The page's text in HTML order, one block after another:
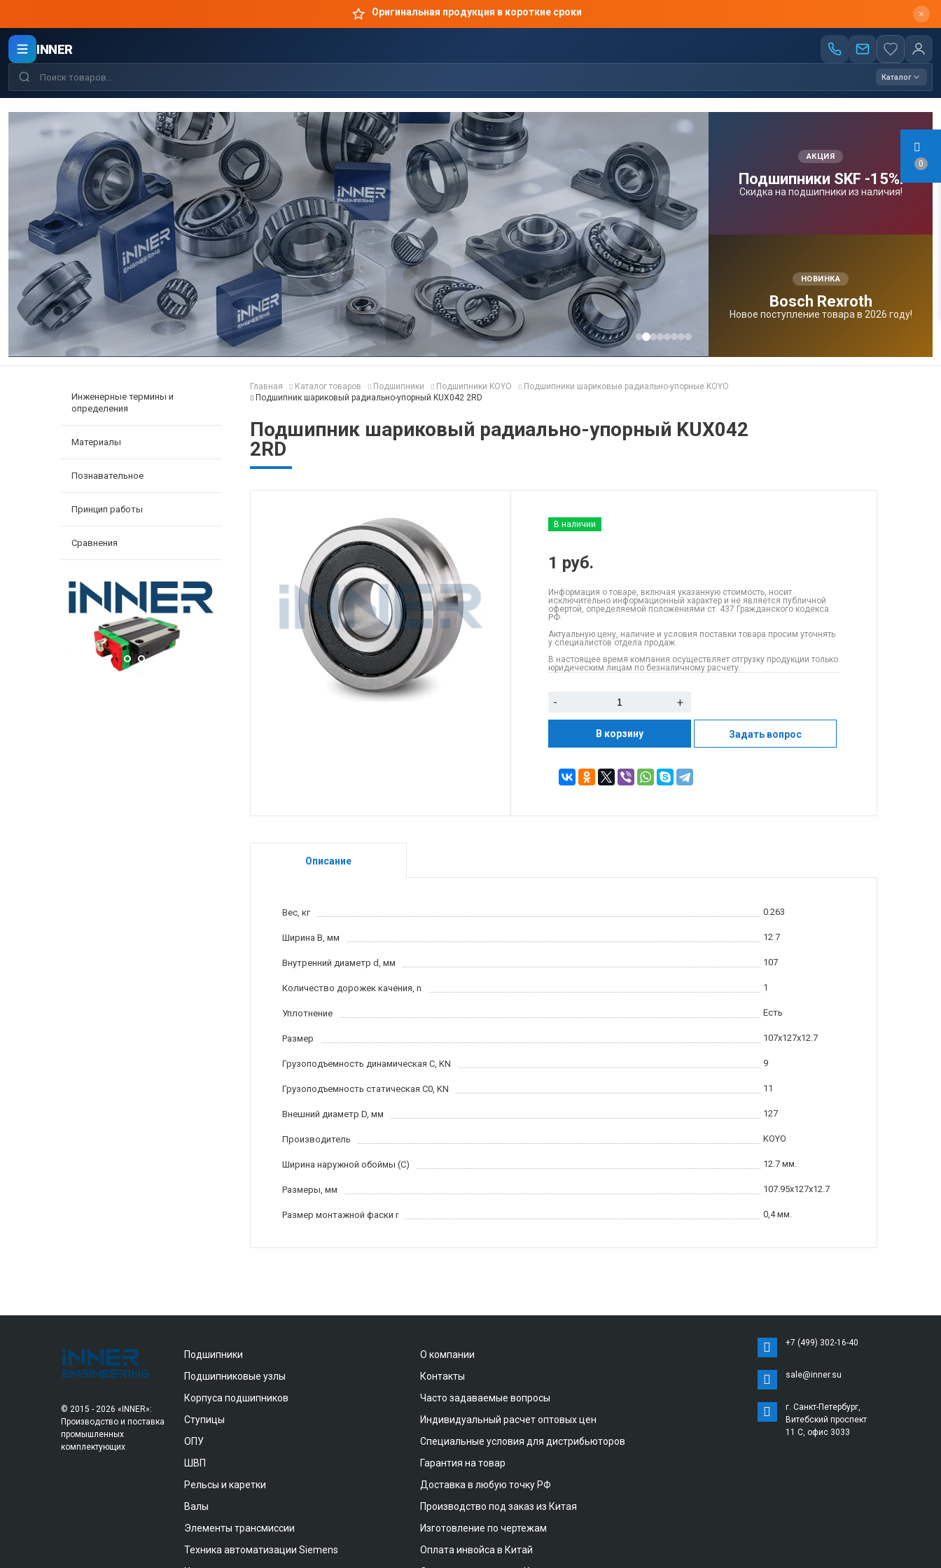
0
Оригинальная продукция в короткие сроки
INNER
Каталог
АКЦИЯ
Подшипники SKF -15%!
Скидка на подшипники из наличия!
НОВИНКА
Bosсh Rexroth
Новое поступление товара в 2026 году!
Инженерные термины и
определения
Материалы
Познавательное
Принцип работы
Сравнения
Главная Каталог товаров Подшипники Подшипники KOYO
Подшипники шариковые радиально-упорные KOYO
Подшипник шариковый радиально-упорный KUX042 2RD
Подшипник шариковый радиально-упорный KUX042
2RD
В наличии
1 руб.
Информация о товаре, включая указанную стоимость, носит
исключительно информационный характер и не является публичной
офертой, определяемой положениями ст. 437 Гражданского кодекса
РФ.
Актуальную цену, наличие и условия поставки товара просим уточнять
у специалистов отдела продаж.
В настоящее время компания осуществляет отгрузку продукции только
юридическим лицам по безналичному расчету.
- +
В корзину Задать вопрос
Описание
Вес, кг 0.263
Ширина B, мм 12.7
Внутренний диаметр d, мм 107
Количество дорожек качения, n 1
Уплотнение Есть
Размер 107x127x12.7
Грузоподъемность динамическая C, KN 9
Грузоподъемность статическая C0, KN 11
Внешний диаметр D, мм 127
Производитель KOYO
Ширина наружной обоймы (C) 12.7 мм.
Размеры, мм 107.95x127x12.7
Размер монтажной фаски r 0,4 мм.
© 2015 - 2026 «INNER»:
Производство и поставка
промышленных
комплектующих
Подшипники
Подшипниковые узлы
Корпуса подшипников
Ступицы
ОПУ
ШВП
Рельсы и каретки
Валы
Элементы трансмиссии
Техника автоматизации Siemens
О компании
Контакты
Часто задаваемые вопросы
Индивидуальный расчет оптовых цен
Специальные условия для дистрибьюторов
Гарантия на товар
Доставка в любую точку РФ
Производство под заказ из Китая
Изготовление по чертежам
Оплата инвойса в Китай
+7 (499) 302-16-40
sale@inner.su
г. Санкт-Петербург,
Витебский проспект
11 С, офис 3033